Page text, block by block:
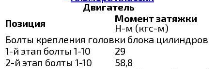
Двигатель
Позиция
Момент затяжки
Н-м (кгс-м)
Болты крепления головки блока цилиндров
1-й этап болты 1-10
29
2-й этап болты 1-10
58,8